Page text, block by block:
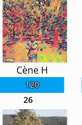
120
Cène H
26